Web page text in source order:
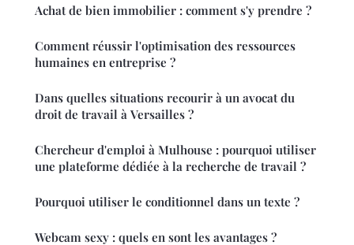
Achat de bien immobilier : comment s'y prendre ?
Comment réussir l'optimisation des ressources
humaines en entreprise ?
Dans quelles situations recourir à un avocat du
droit de travail à Versailles ?
Chercheur d'emploi à Mulhouse : pourquoi utiliser
une plateforme dédiée à la recherche de travail ?
Pourquoi utiliser le conditionnel dans un texte ?
Webcam sexy : quels en sont les avantages ?